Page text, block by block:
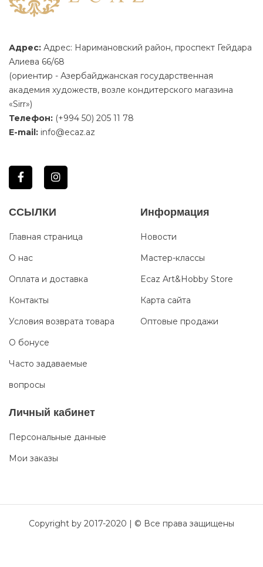
Адрес: Адрес: Наримановский район, проспект Гейдара
Алиева 66/68
(ориентир - Азербайджанская государственная
академия художеств, возле кондитерского магазина
«Sirr»)
Телефон: (+994 50) 205 11 78
E-mail: info@ecaz.az
ССЫЛКИ
Главная страница
О нас
Оплата и доставка
Контакты
Условия возврата товара
О бонусе
Часто задаваемые
вопросы
Информация
Новости
Мастер-классы
Ecaz Art&Hobby Store
Карта сайта
Оптовые продажи
Личный кабинет
Персональные данные
Мои заказы
Copyright by 2017-2020 | © Все права защищены